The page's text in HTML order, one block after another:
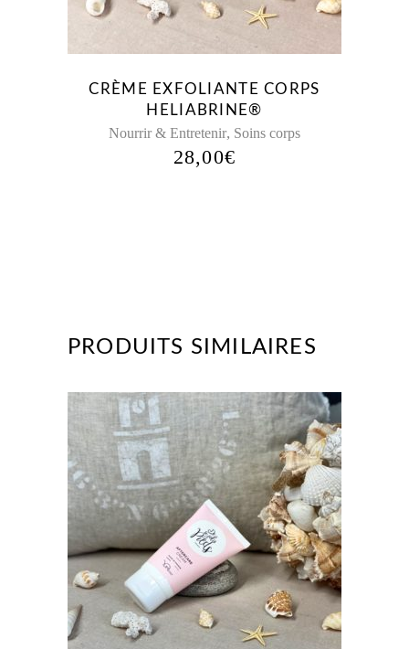
CRÈME EXFOLIANTE CORPS
HELIABRINE®
Nourrir & Entretenir, Soins corps
28,00€
PRODUITS SIMILAIRES